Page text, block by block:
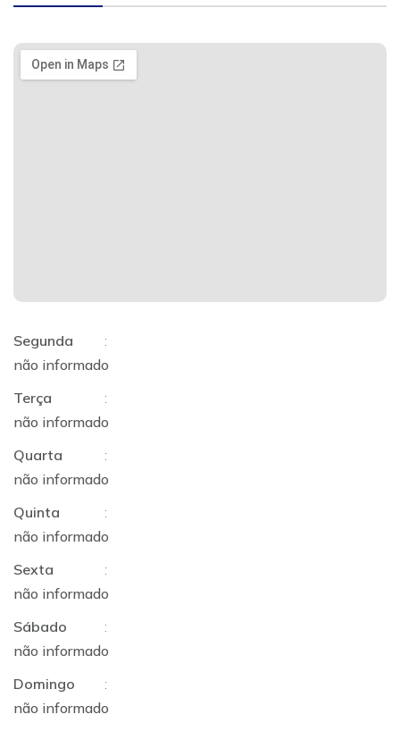
Segunda
:
não informado
Terça
:
não informado
Quarta
:
não informado
Quinta
:
não informado
Sexta
:
não informado
Sábado
:
não informado
Domingo
:
não informado